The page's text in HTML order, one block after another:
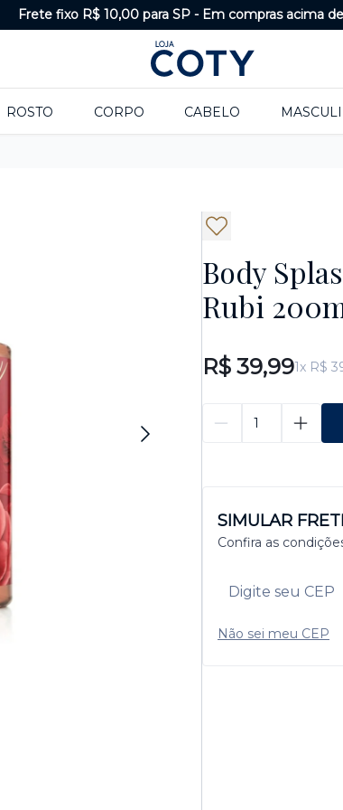
Frete fixo R$ 10,00 para SP - Em compras acima
ROSTO CORPO CABELO
Body
Rubi
R$ 39,991x R$
SIMULAR
Confira as
Não sei meu CEP